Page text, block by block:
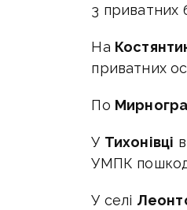
3 приватних
На
приватних
По
У Тихонівці
УМПК
У селі